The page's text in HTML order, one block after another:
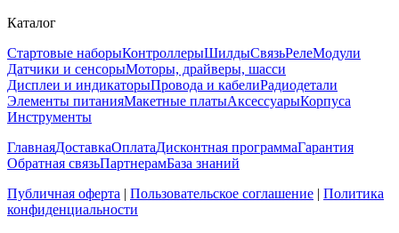
Каталог
Стартовые наборыКонтроллерыШилдыСвязьРелеМодули
Датчики и сенсорыМоторы, драйверы, шасси
Дисплеи и индикаторыПровода и кабелиРадиодетали
Элементы питанияМакетные платыАксессуарыКорпуса
Инструменты
ГлавнаяДоставкаОплатаДисконтная программаГарантия
Обратная связьПартнерамБаза знаний
Публичная оферта | Пользовательское соглашение | Политика
конфиденциальности